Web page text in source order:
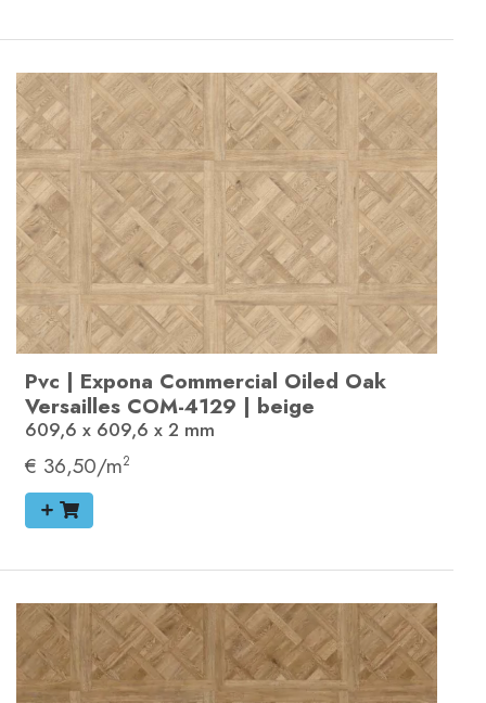
Pvc | Expona Commercial Oiled Oak
Versailles COM-4129 | beige
609,6 x 609,6 x 2 mm
€ 36,50/m2